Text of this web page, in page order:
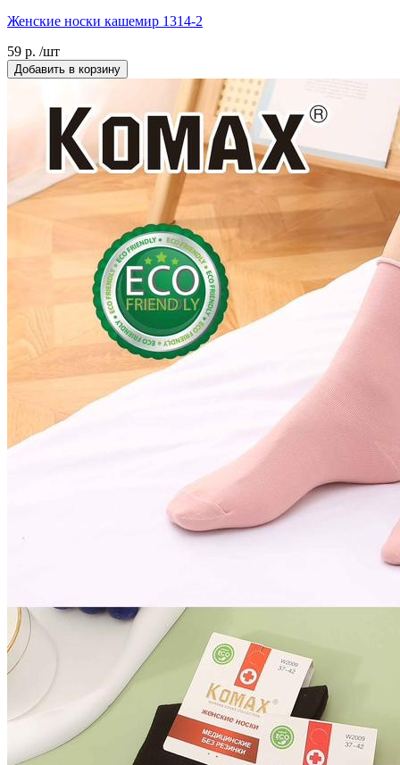
Женские носки кашемир 1314-2
59 р. /шт
Добавить в корзину